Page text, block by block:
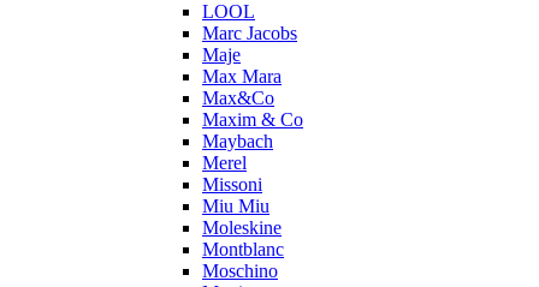
LOOL
Marc Jacobs
Maje
Max Mara
Max&Co
Maxim & Co
Maybach
Merel
Missoni
Miu Miu
Moleskine
Montblanc
Moschino